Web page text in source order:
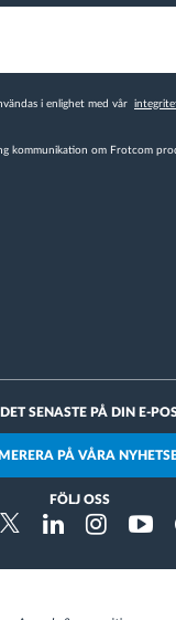
i enlighet med vår
kommunikation om Frotcom
SENASTE PÅ DIN E-
PÅ VÅRA
FÖLJ OSS
TwitterLinkedinInstragram